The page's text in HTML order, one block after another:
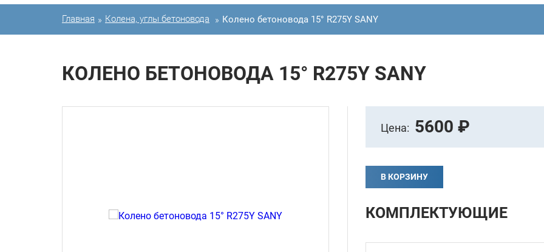
Главная » Колена, углы бетоновода » Колено бетоновода 15° R275Y SANY
КОЛЕНО БЕТОНОВОДА 15° R275Y SANY
Цена: 5600 ₽
В КОРЗИНУ
КОМПЛЕКТУЮЩИЕ